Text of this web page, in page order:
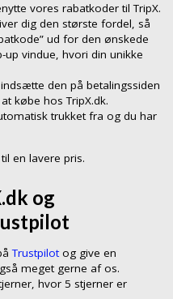
vores rabatkoder til TripX.
dig den største fordel, så
ud for den ønskede
vindue, hvori din unikke
den på betalingssiden
købe hos TripX.dk.
trukket fra og du har
en lavere pris.
og
Trustpilotog give en
meget gerne af os.
hvor 5 stjerner er